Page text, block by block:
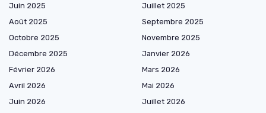
Juin 2025
Juillet 2025
Août 2025
Septembre 2025
Octobre 2025
Novembre 2025
Décembre 2025
Janvier 2026
Février 2026
Mars 2026
Avril 2026
Mai 2026
Juin 2026
Juillet 2026